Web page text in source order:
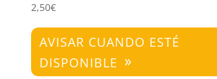
2,50€
AVISAR CUANDO ESTÉ
DISPONIBLE